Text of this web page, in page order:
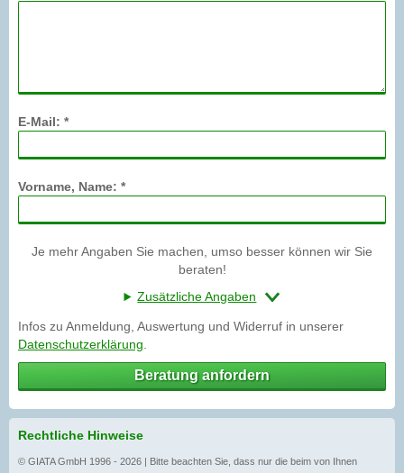
E-Mail: *
Vorname, Name: *
Je mehr Angaben Sie machen, umso besser können wir Sie
beraten!
Zusätzliche Angaben
Infos zu Anmeldung, Auswertung und Widerruf in unserer
Datenschutzerklärung
Beratung anfordern
Rechtliche Hinweise
© GIATA GmbH 1996 - 2026 | Bitte beachten Sie, dass nur die beim von Ihnen